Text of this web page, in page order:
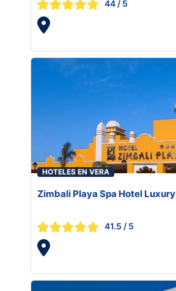
44 / 5
HOTELES EN VERA
Zimbali Playa Spa Hotel Luxury
41.5 / 5